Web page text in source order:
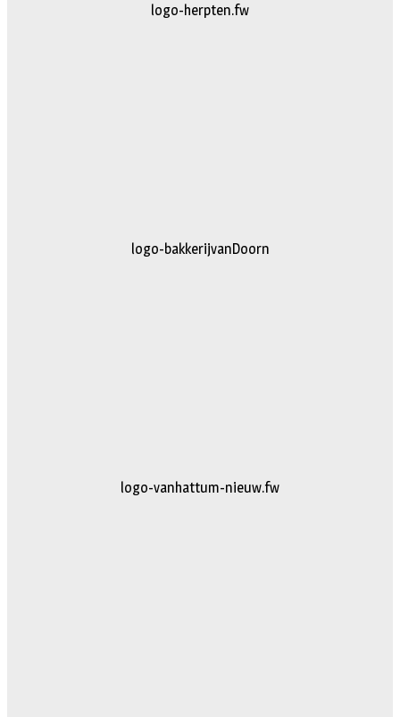
logo-herpten.fw
logo-bakkerijvanDoorn
logo-vanhattum-nieuw.fw